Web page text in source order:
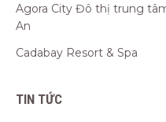
Agora City Đô thị trung
An
Cadabay Resort & Spa
TIN TỨC